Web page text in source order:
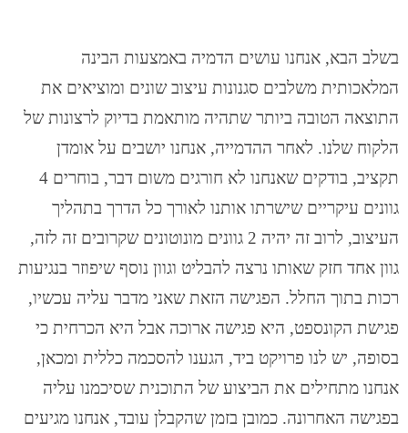
בשלב הבא, אנחנו עושים הדמיה באמצעות הבינה
המלאכותית משלבים סגנונות עיצוב שונים ומוציאים את
התוצאה הטובה ביותר שתהיה מותאמת בדיוק לרצונות של
הלקוח שלנו. לאחר ההדמייה, אנחנו יושבים על אומדן
תקציב, בודקים שאנחנו לא חורגים משום דבר, בוחרים 4
גוונים עיקריים שישרתו אותנו לאורך כל הדרך בתהליך
העיצוב, לרוב זה יהיה 2 גוונים מונוטונים שקרובים זה לזה,
גוון אחד חזק שאותו נרצה להבליט וגוון נוסף שיפוזר בנגיעות
רכות בתוך החלל. הפגישה הזאת שאני מדבר עליה עכשיו,
פגישת הקונספט, היא פגישה ארוכה אבל היא הכרחית כי
בסופה, יש לנו פרויקט ביד, הגענו להסכמה כללית ומכאן,
אנחנו מתחילים את הביצוע של התוכנית שסיכמנו עליה
בפגישה האחרונה. כמובן בזמן שהקבלן עובד, אנחנו מגיעים